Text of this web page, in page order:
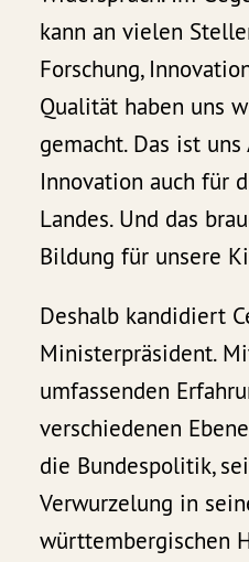
kann an vielen
Forschung,
Qualität haben uns
gemacht. Das ist uns
Innovation auch für
Landes. Und das
Bildung für unsere
Deshalb kandidiert
Ministerpräsident.
umfassenden
verschiedenen
die Bundespolitik,
Verwurzelung in
württembergischen